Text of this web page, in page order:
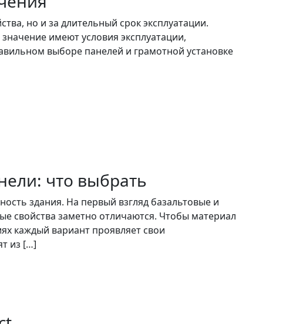
но и за длительный срок эксплуатации.
имеют условия эксплуатации,
выборе панелей и грамотной установке
что выбрать
здания. На первый взгляд базальтовые и
свойства заметно отличаются. Чтобы материал
каждый вариант проявляет свои
из […]